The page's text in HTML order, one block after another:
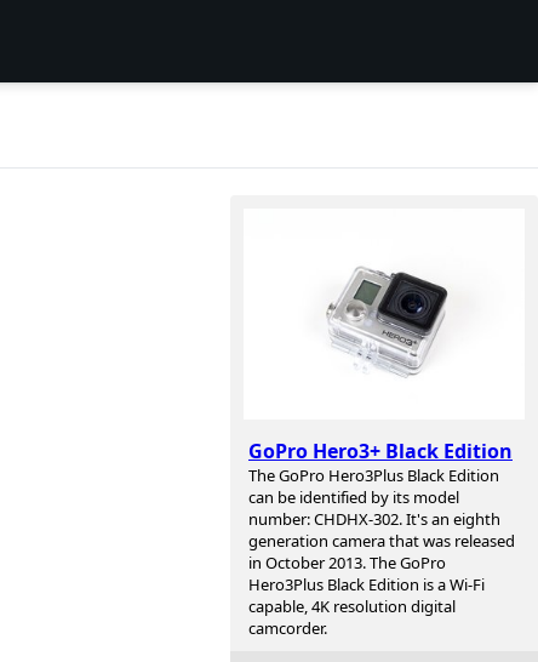
GoPro Hero3+ Black Edition
The GoPro Hero3Plus Black Edition
can be identified by its model
number: CHDHX-302. It's an eighth
generation camera that was released
in October 2013. The GoPro
Hero3Plus Black Edition is a Wi-Fi
capable, 4K resolution digital
camcorder.